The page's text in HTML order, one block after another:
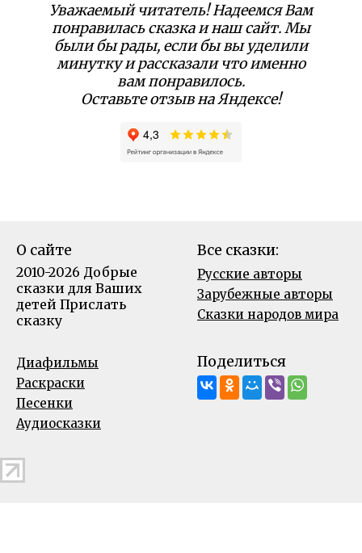
Уважаемый читатель! Надеемся Вам
понравилась сказка и наш сайт. Мы
были бы рады, если бы вы уделили
минутку и рассказали что именно
вам понравилось.
Оставьте отзыв на Яндексе!
О сайте
2010-2026 Добрые
сказки для Ваших
детей Прислать
сказку
Все сказки:
Русские авторы
Зарубежные авторы
Сказки народов мира
Диафильмы
Раскраски
Песенки
Аудиосказки
Поделиться